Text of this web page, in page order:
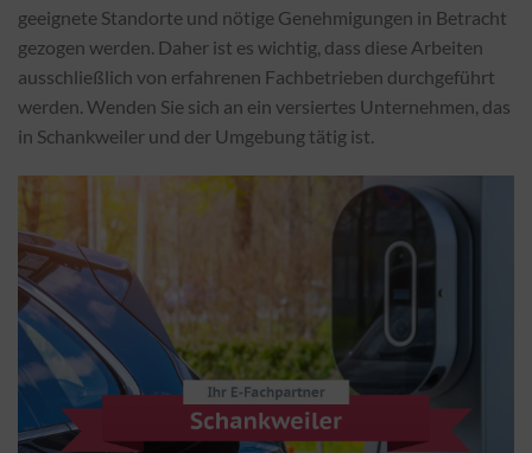
geeignete Standorte und nötige Genehmigungen in Betracht
gezogen werden. Daher ist es wichtig, dass diese Arbeiten
ausschließlich von erfahrenen Fachbetrieben durchgeführt
werden. Wenden Sie sich an ein versiertes Unternehmen, das
in Schankweiler und der Umgebung tätig ist.